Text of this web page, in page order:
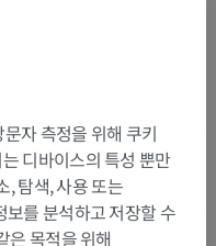
자 측정을 위해 쿠키
디바이스의 특성 뿐만
, 탐색, 사용 또는
보를 분석하고 저장할 수
은 목적을 위해